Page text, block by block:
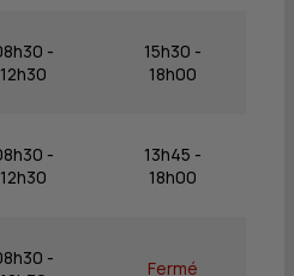
-
12h30
15h30 -
18h00
-
12h30
13h45 -
18h00
-
Fermé